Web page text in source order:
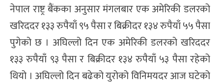
नेपाल राष्ट्र बैंकका अनुसार मंगलबार एक अमेरिकी डलरको
खरिददर १३३ रुपैयाँ ९५ पैसा र बिक्रीदर १३४ रुपैयाँ ५५ पैसा
पुगेको छ । अघिल्लो दिन एक अमेरिकी डलरको खरिददर
१३३ रुपैयाँ ९३ पैसा र बिक्रीदर १३४ रुपैयाँ ५३ पैसा रहेको
थियो । अघिल्लो दिन बढेको युरोको विनिमयदर आज घटेको